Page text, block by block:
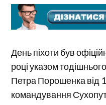
День піхоти був
році указом
Петра Порошенка від
командування